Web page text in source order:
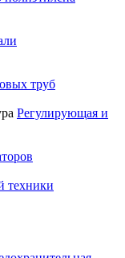
труб
Регулирующая и
техники